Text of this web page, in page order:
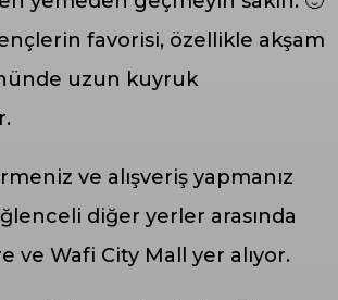
favorisi, özellikle akşam
uzun kuyruk
ve alışveriş yapmanız
diğer yerler arasında
ve Wafi City Mall yer alıyor.